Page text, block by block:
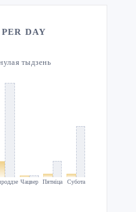
DAY
тыдзень
Чацвер Пятніца Субота